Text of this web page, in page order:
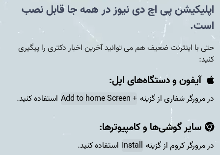
اپلیکیشن پی اچ دی نیوز در همه جا قابل نصب
است.
حتی با اینترنت ضعیف هم می توانید آخرین اخبار دکتری را پیگیری
کنید:
آیفون و دستگاه‌های اپل:
در مرورگر سَفاری از گزینه + Add to home Screen استفاده کنید.
سایر گوشی‌ها و کامپیوتر‌ها:
در مرورگر کروم از گزینه Install استفاده کنید.